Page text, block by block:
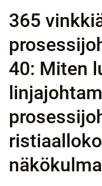
365
40: Miten
näkökulma